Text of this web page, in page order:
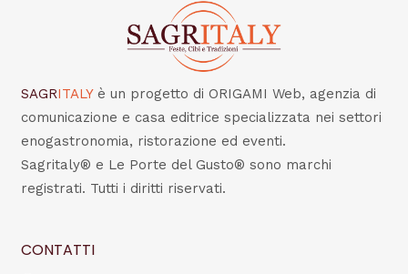
SAGRITALY è un progetto di ORIGAMI Web, agenzia di
comunicazione e casa editrice specializzata nei settori
enogastronomia, ristorazione ed eventi.
Sagritaly® e Le Porte del Gusto® sono marchi
registrati. Tutti i diritti riservati.
CONTATTI